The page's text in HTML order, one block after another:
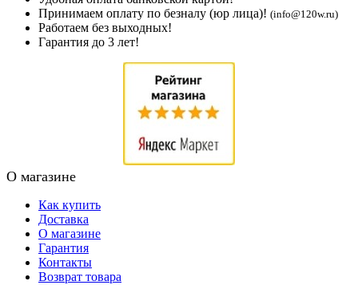
Принимаем оплату по безналу (юр лица)! (info@120w.ru)
Работаем без выходных!
Гарантия до 3 лет!
О магазине
Как купить
Доставка
О магазине
Гарантия
Контакты
Возврат товара